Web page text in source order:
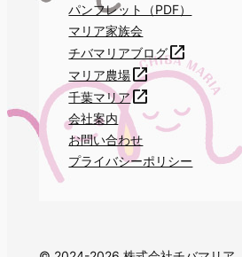
パンフレット（PDF）
マリア家族会
チバマリアブログ
マリア農場
千葉マリア
会社案内
お問い合わせ
プライバシーポリシー